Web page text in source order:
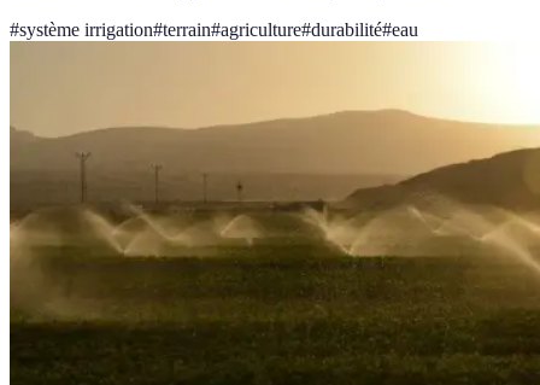
#système irrigation#terrain#agriculture#durabilité#eau